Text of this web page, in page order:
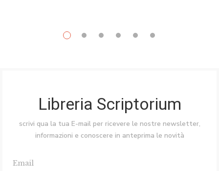
Libreria Scriptorium
scrivi qua la tua E-mail per ricevere le nostre newsletter,
informazioni e conoscere in anteprima le novità